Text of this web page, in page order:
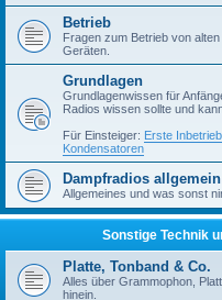
Betrieb
Fragen zum Betrieb von
Geräten.
Grundlagen
Grundlagenwissen für
Radios wissen sollte und
Für Einsteiger: Erste
Kondensatoren
Dampfradios allgemein
Allgemeines und was sonst
Sonstige Technik
Platte, Tonband & Co.
Alles über Grammophon,
hinein.